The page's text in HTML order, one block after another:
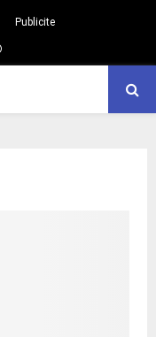
Publicite
Whatsapp